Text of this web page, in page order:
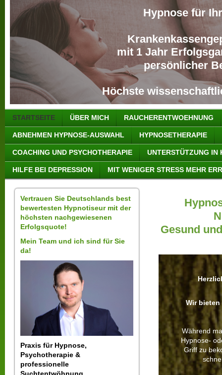
Hypnose für
mit 1 Jahr
persönlicher
Höchste
STARTSEITE ÜBER MICH RAUCHERENTWOEHNUNG
ABNEHMEN HYPNOSE-AUSWAHL HYPNOSETHERAPIE
COACHING UND PSYCHOTHERAPIE UNTERSTÜTZUNG IN
HILFE BEI DEPRESSION MIT WENIGER STRESS MEHR
Vertrauen Sie Deutschlands best
bewertesten Hypnotiseur mit der
höchsten nachgewiesenen
Erfolgsquote!
Mein Team und ich sind für Sie
da!
Praxis für Hypnose,
Psychotherapie &
professionelle
Gesund
Wir
Während
Hypnose-
Griff zu